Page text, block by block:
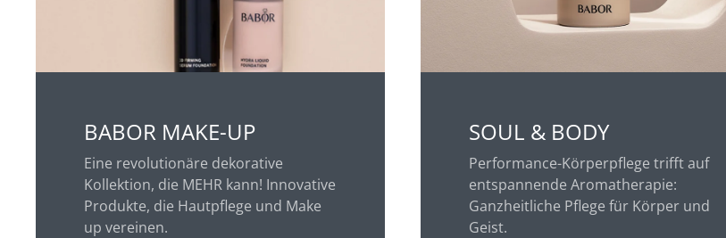
BABOR MAKE-UP
Eine revolutionäre dekorative
Kollektion, die MEHR kann! Innovative
Produkte, die Hautpflege und Make
up vereinen.
SOUL & BODY
Performance-Körperpflege trifft auf
entspannende Aromatherapie:
Ganzheitliche Pflege für Körper und
Geist.